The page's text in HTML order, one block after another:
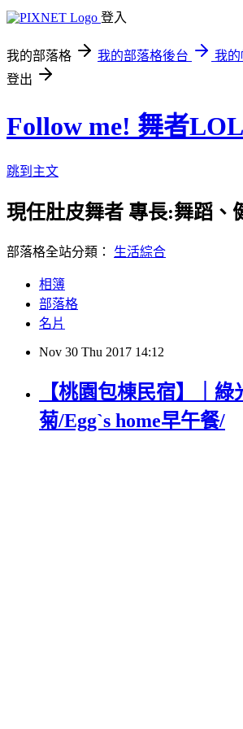
登入
我的部落格 我的部落格後台
我
登出
Follow me! 舞者
跳到主文
現任肚皮舞者 專長:舞蹈、
部落格全站分類： 生活綜合
相簿
部落格
名片
Nov 30 Thu 2017 14:12
【桃園包棟民宿】｜
菊/Egg`s home早午餐/